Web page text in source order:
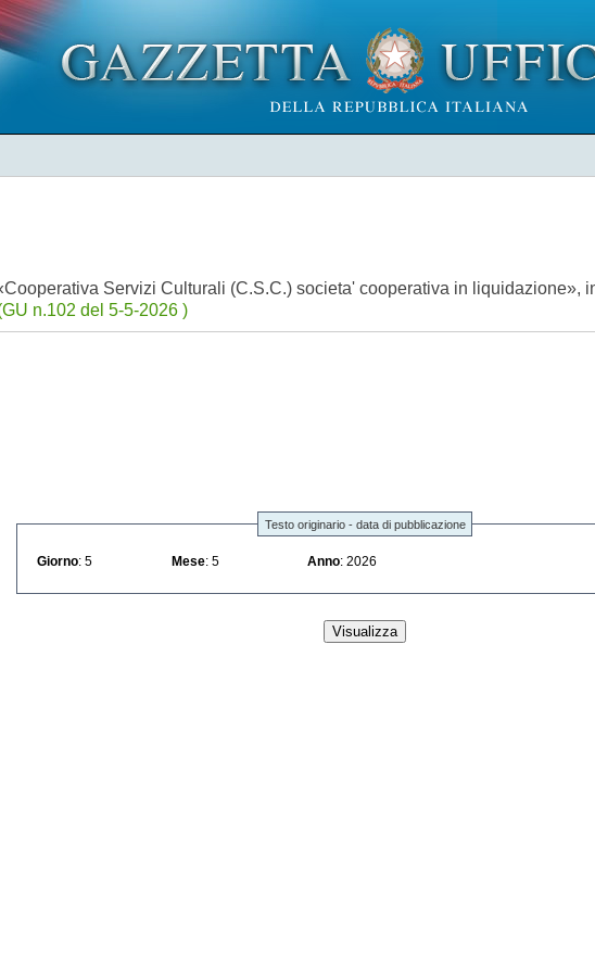
Servizi Culturali (C.S.C.) societa' cooperativa in liquidazione»,
n.102 del 5-5-2026 )
Testo originario - data di pubblicazione
Giorno : 5 Mese : 5 Anno : 2026